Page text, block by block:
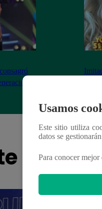
puede
Usamos
Este sitio utiliza
datos se
Para conocer